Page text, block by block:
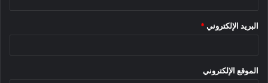
البريد الإلكتروني *
الموقع الإلكتروني